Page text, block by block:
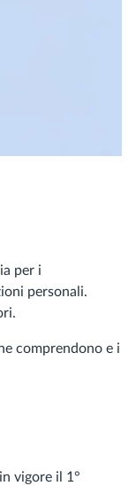
per i
personali.
comprendono e i
vigore il 1°